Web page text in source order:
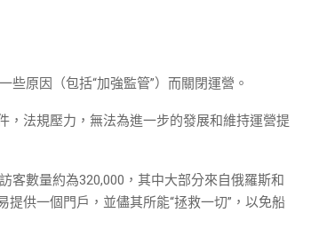
些原因（包括“加強監管”）而關閉運營。
法規壓力，無法為進一步的發展和維持運營提
客數量約為320,000，其中大部分來自俄羅斯和
供一個門戶，並儘其所能“拯救一切”，以免船